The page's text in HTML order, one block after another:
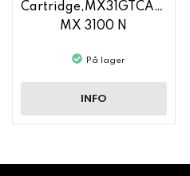
Cartridge,MX31GTCA,Sharp
MX 3100 N
På lager
INFO